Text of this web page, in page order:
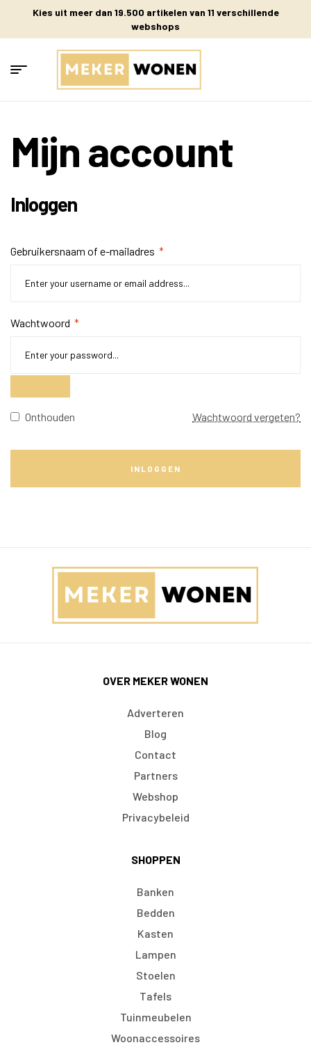
Kies uit meer dan 19.500 artikelen van 11 verschillende
webshops
Mijn account
Inloggen
Gebruikersnaam of e-mailadres *
Wachtwoord *
Onthouden Wachtwoord vergeten?
INLOGGEN
OVER MEKER WONEN
Adverteren
Blog
Contact
Partners
Webshop
Privacybeleid
SHOPPEN
Banken
Bedden
Kasten
Lampen
Stoelen
Tafels
Tuinmeubelen
Woonaccessoires